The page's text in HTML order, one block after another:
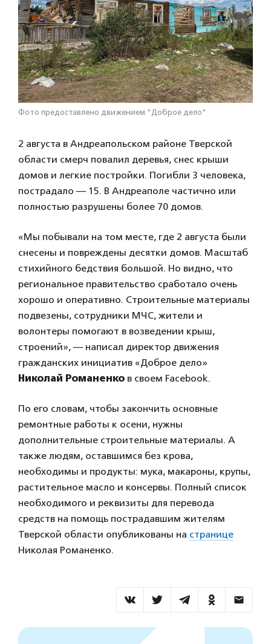
Фото предоставлено движением "Доброе дело"
2 августа в Андреапольском районе Тверской
области смерч повалил деревья, снес крыши
домов и легкие постройки. Погибли 3 человека,
пострадало — 15. В Андреаполе частично или
полностью разрушены более 70 домов.
«Мы побывали на том месте, где 2 августа были
снесены и повреждены десятки домов. Масштаб
стихийного бедствия большой. Но видно, что
региональное правительство сработало очень
хорошо и оперативно. Строительные материалы
подвезены, сотрудники МЧС, жители и
волонтеры помогают в возведении крыш,
строений», — написал директор движения
гражданских инициатив «Доброе дело»
Николай Романенко в своем Facebook.
По его словам, чтобы закончить основные
ремонтные работы к осени, нужны
дополнительные строительные материалы. А
также людям, оставшимся без крова,
необходимы и продукты: мука, макароны, крупы,
растительное масло и консервы. Полный список
необходимого и реквизиты для перевода
средств на помощь пострадавшим жителям
Тверской области опубликованы на странице
Николая Романенко.